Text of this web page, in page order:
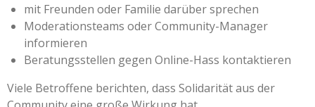
mit Freunden oder Familie darüber sprechen
Moderationsteams oder Community-Manager
informieren
Beratungsstellen gegen Online-Hass kontaktieren
Viele Betroffene berichten, dass Solidarität aus der